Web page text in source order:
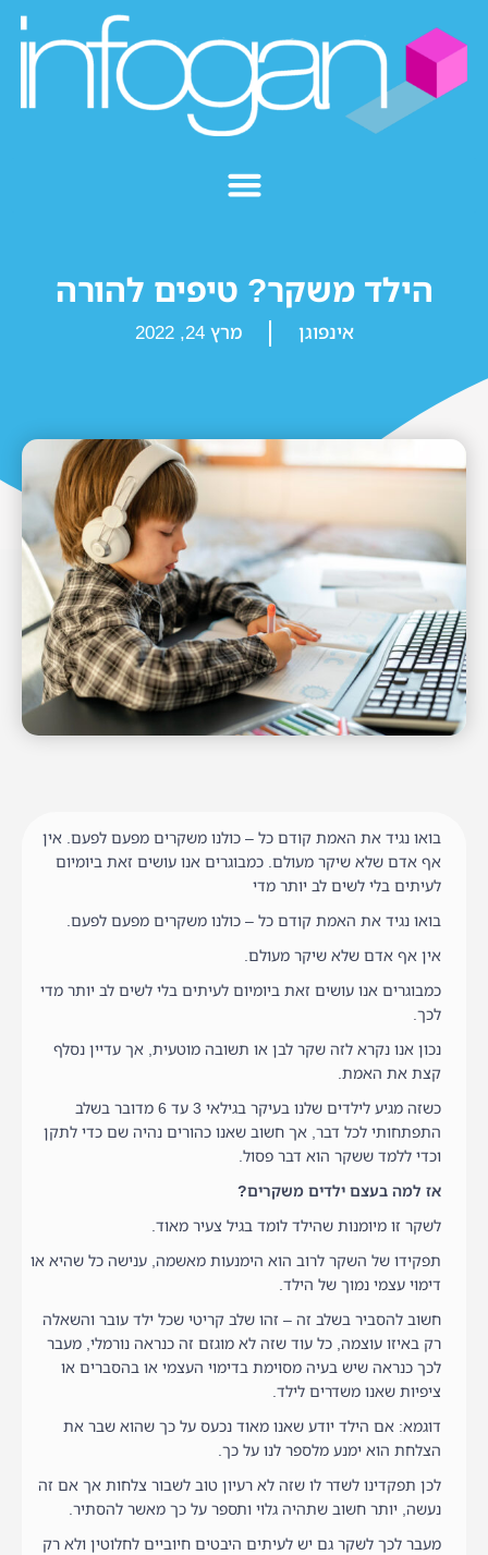
הילד משקר? טיפים להורה
אינפוגן מרץ 24, 2022
בואו נגיד את האמת קודם כל – כולנו משקרים מפעם לפעם. אין
אף אדם שלא שיקר מעולם. כמבוגרים אנו עושים זאת ביומיום
לעיתים בלי לשים לב יותר מדי
בואו נגיד את האמת קודם כל – כולנו משקרים מפעם לפעם.
אין אף אדם שלא שיקר מעולם.
כמבוגרים אנו עושים זאת ביומיום לעיתים בלי לשים לב יותר מדי
לכך.
נכון אנו נקרא לזה שקר לבן או תשובה מוטעית, אך עדיין נסלף
קצת את האמת.
כשזה מגיע לילדים שלנו בעיקר בגילאי 3 עד 6 מדובר בשלב
התפתחותי לכל דבר, אך חשוב שאנו כהורים נהיה שם כדי לתקן
וכדי ללמד ששקר הוא דבר פסול.
אז למה בעצם ילדים משקרים?
לשקר זו מיומנות שהילד לומד בגיל צעיר מאוד.
תפקידו של השקר לרוב הוא הימנעות מאשמה, ענישה כל שהיא או
דימוי עצמי נמוך של הילד.
חשוב להסביר בשלב זה – זהו שלב קריטי שכל ילד עובר והשאלה
רק באיזו עוצמה, כל עוד שזה לא מוגזם זה כנראה נורמלי, מעבר
לכך כנראה שיש בעיה מסוימת בדימוי העצמי או בהסברים או
ציפיות שאנו משדרים לילד.
דוגמא: אם הילד יודע שאנו מאוד נכעס על כך שהוא שבר את
הצלחת הוא ימנע מלספר לנו על כך.
לכן תפקדינו לשדר לו שזה לא רעיון טוב לשבור צלחות אך אם זה
נעשה, יותר חשוב שתהיה גלוי ותספר על כך מאשר להסתיר.
מעבר לכך לשקר גם יש לעיתים היבטים חיוביים לחלוטין ולא רק